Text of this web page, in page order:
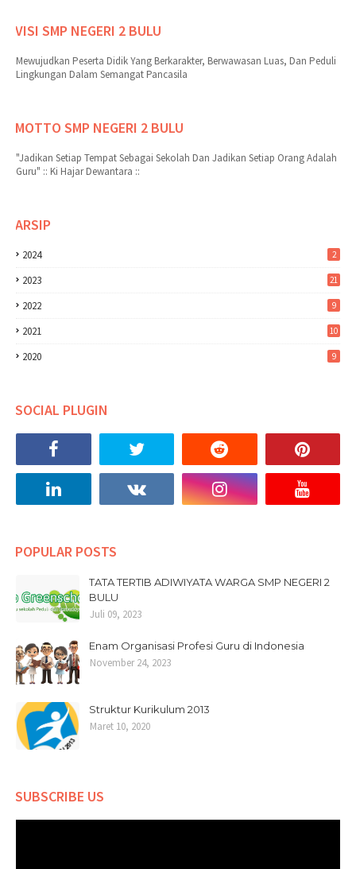
VISI SMP NEGERI 2 BULU
Mewujudkan Peserta Didik Yang Berkarakter, Berwawasan Luas, Dan Peduli
Lingkungan Dalam Semangat Pancasila
MOTTO SMP NEGERI 2 BULU
"Jadikan Setiap Tempat Sebagai Sekolah Dan Jadikan Setiap Orang Adalah
Guru" :: Ki Hajar Dewantara ::
ARSIP
2024 2
2023 21
2022 9
2021 10
2020 9
SOCIAL PLUGIN
POPULAR POSTS
TATA TERTIB ADIWIYATA WARGA SMP NEGERI 2
BULU
Juli 09, 2023
Enam Organisasi Profesi Guru di Indonesia
November 24, 2023
Struktur Kurikulum 2013
Maret 10, 2020
SUBSCRIBE US